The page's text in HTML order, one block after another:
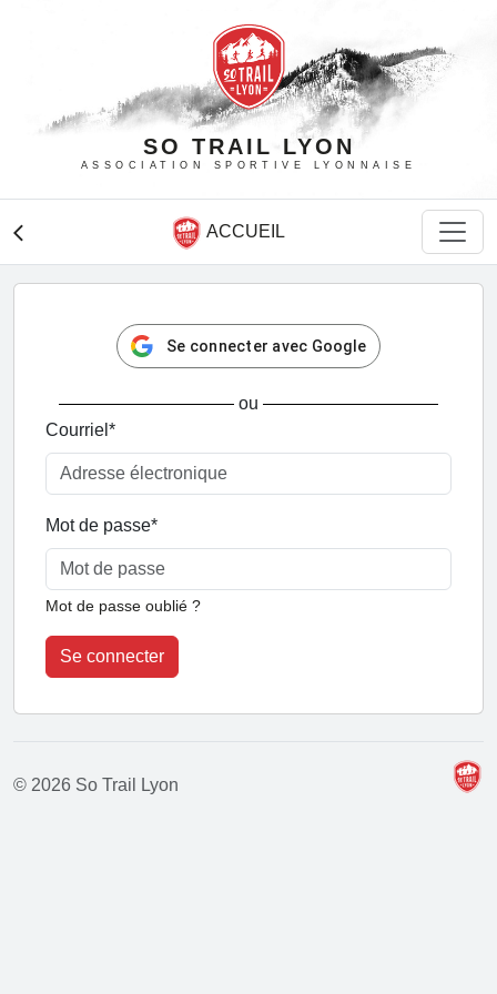
SO TRAIL LYON
ASSOCIATION SPORTIVE LYONNAISE
arrow_back_ios ACCUEIL
Se connecter avec Google
ou
Courriel *
Mot de passe*
Mot de passe oublié ?
Se connecter
© 2026 So Trail Lyon